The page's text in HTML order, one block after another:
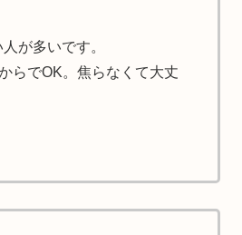
が多いです。
らでOK。焦らなくて大丈